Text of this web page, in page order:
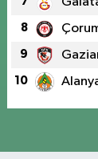
8
9
10